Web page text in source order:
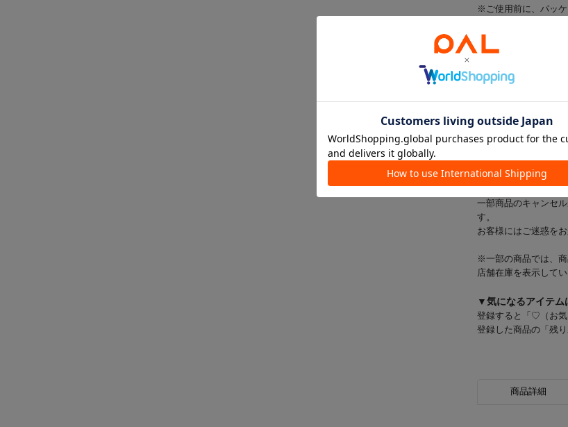
※ご使用前に、パッケ
※商品画像はできる
光の当たり方やご覧
※出荷前に商品不具
該当商品をキャンセ
※当店では店舗とオ
在庫状況により一部
在庫をご用意できた
※お支払い方法がd払
一部商品のキャンセ
す。
お客様にはご迷惑を
※一部の商品では、商
店舗在庫を表示して
▼気になるアイテム
登録すると「♡（お気
登録した商品の「残
商品詳細